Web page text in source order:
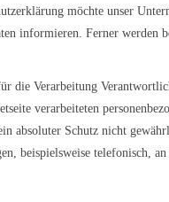
möchte unser
informieren. Ferner
die Verarbeitung
verarbeiteten
absoluter Schutz nicht
beispielsweise telefonisch,